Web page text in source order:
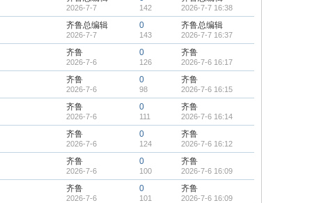
2026-7-7 142 2026-7-7 16:38
齐鲁总编辑
2026-7-7
0
143
齐鲁总编辑
2026-7-7 16:37
齐鲁
2026-7-6
0
126
齐鲁
2026-7-6 16:17
齐鲁
2026-7-6
0
98
齐鲁
2026-7-6 16:15
齐鲁
2026-7-6
0
111
齐鲁
2026-7-6 16:14
齐鲁
2026-7-6
0
124
齐鲁
2026-7-6 16:12
齐鲁
2026-7-6
0
100
齐鲁
2026-7-6 16:09
齐鲁
2026-7-6
0
101
齐鲁
2026-7-6 16:09